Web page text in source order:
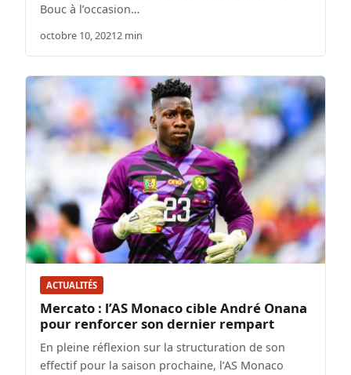
Bouc à l’occasion…
octobre 10, 20212 min
ACTUALITÉS
Mercato : l’AS Monaco cible André Onana
pour renforcer son dernier rempart
En pleine réflexion sur la structuration de son
effectif pour la saison prochaine, l’AS Monaco